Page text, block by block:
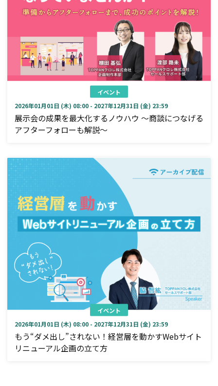
イベント
2026年01月01日 (木) 08:00 - 2027年12月31日 (金) 23:59
展示会の成果を最大化するノウハウ ～商談につなげる
アフターフォローも解説～
イベント
2026年01月01日 (木) 08:00 - 2027年12月31日 (金) 23:59
もう“ダメ出し”されない！経営層を動かすWebサイト
リニューアル企画の立て方